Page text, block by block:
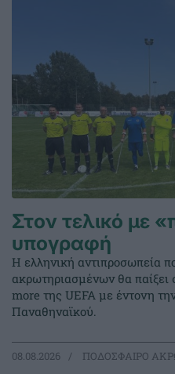
Στον τελικό με
υπογραφή
Η ελληνική αντιπροσωπεία
ακρωτηριασμένων θα παίξει
more της UEFA με έντονη
Παναθηναϊκού.
08.08.2026 ΠΟΔΟΣΦΑΙΡΟ